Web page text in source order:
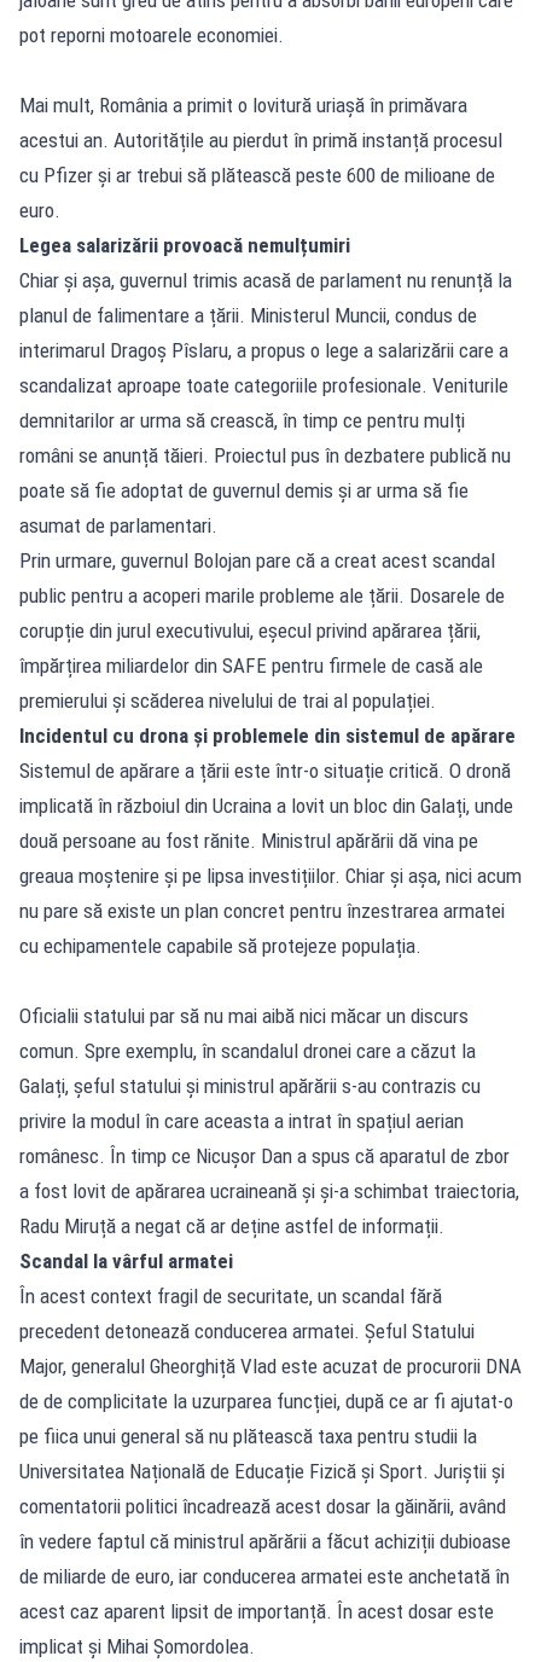
pot reporni motoarele economiei.
Mai mult, România a primit o lovitură uriașă în primăvara
acestui an. Autoritățile au pierdut în primă instanță procesul
cu Pfizer și ar trebui să plătească peste 600 de milioane de
euro.
Legea salarizării provoacă nemulțumiri
Chiar și așa, guvernul trimis acasă de parlament nu renunță la
planul de falimentare a țării. Ministerul Muncii, condus de
interimarul Dragoș Pîslaru, a propus o lege a salarizării care a
scandalizat aproape toate categoriile profesionale. Veniturile
demnitarilor ar urma să crească, în timp ce pentru mulți
români se anunță tăieri. Proiectul pus în dezbatere publică nu
poate să fie adoptat de guvernul demis și ar urma să fie
asumat de parlamentari.
Prin urmare, guvernul Bolojan pare că a creat acest scandal
public pentru a acoperi marile probleme ale țării. Dosarele de
corupție din jurul executivului, eșecul privind apărarea țării,
împărțirea miliardelor din SAFE pentru firmele de casă ale
premierului și scăderea nivelului de trai al populației.
Incidentul cu drona și problemele din sistemul de apărare
Sistemul de apărare a țării este într-o situație critică. O dronă
implicată în războiul din Ucraina a lovit un bloc din Galați, unde
două persoane au fost rănite. Ministrul apărării dă vina pe
greaua moștenire și pe lipsa investițiilor. Chiar și așa, nici acum
nu pare să existe un plan concret pentru înzestrarea armatei
cu echipamentele capabile să protejeze populația.
Oficialii statului par să nu mai aibă nici măcar un discurs
comun. Spre exemplu, în scandalul dronei care a căzut la
Galați, șeful statului și ministrul apărării s-au contrazis cu
privire la modul în care aceasta a intrat în spațiul aerian
românesc. În timp ce Nicușor Dan a spus că aparatul de zbor
a fost lovit de apărarea ucraineană și și-a schimbat traiectoria,
Radu Miruță a negat că ar deține astfel de informații.
Scandal la vârful armatei
În acest context fragil de securitate, un scandal fără
precedent detonează conducerea armatei. Șeful Statului
Major, generalul Gheorghiță Vlad este acuzat de procurorii DNA
de de complicitate la uzurparea funcției, după ce ar fi ajutat-o
pe fiica unui general să nu plătească taxa pentru studii la
Universitatea Națională de Educație Fizică și Sport. Juriștii și
comentatorii politici încadrează acest dosar la găinării, având
în vedere faptul că ministrul apărării a făcut achiziții dubioase
de miliarde de euro, iar conducerea armatei este anchetată în
acest caz aparent lipsit de importanță. În acest dosar este
implicat și Mihai Șomordolea.